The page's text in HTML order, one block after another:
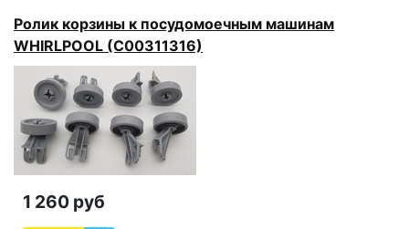
Ролик корзины к посудомоечным машинам
WHIRLPOOL (C00311316)
1 260 руб